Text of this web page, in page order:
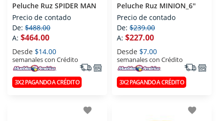
Peluche Ruz SPIDER MAN
Precio de contado
De: $488.00
A: $464.00
Desde $14.00
semanales con Crédito
3X2 PAGANDO A CRÉDITO
Peluche Ruz MINION_6''
Precio de contado
De: $239.00
A: $227.00
Desde $7.00
semanales con Crédito
3X2 PAGANDO A CRÉDITO
favorite favorite